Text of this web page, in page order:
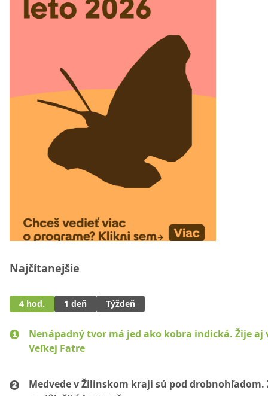
Najčítanejšie
4 hod. 1 deň Týždeň
Nenápadný tvor má jed ako kobra indická. Žije aj
Veľkej Fatre
Medvede v Žilinskom kraji sú pod drobnohľadom.